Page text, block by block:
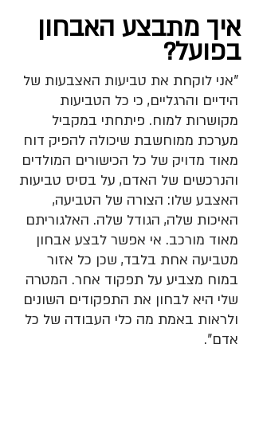
איך מתבצע האבחון
בפועל?
"אני לוקחת את טביעות האצבעות של
הידיים והרגליים, כי כל הטביעות
מקושרות למוח. פיתחתי במקביל
מערכת ממוחשבת שיכולה להפיק דוח
מאוד מדויק של כל הכישורים המולדים
והנרכשים של האדם, על בסיס טביעות
האצבע שלו: הצורה של הטביעה,
האיכות שלה, הגודל שלה. האלגוריתם
מאוד מורכב. אי אפשר לבצע אבחון
מטביעה אחת בלבד, שכן כל אזור
במוח מצביע על תפקוד אחר. המטרה
שלי היא לבחון את התפקודים השונים
ולראות באמת מה כלי העבודה של כל
אדם".